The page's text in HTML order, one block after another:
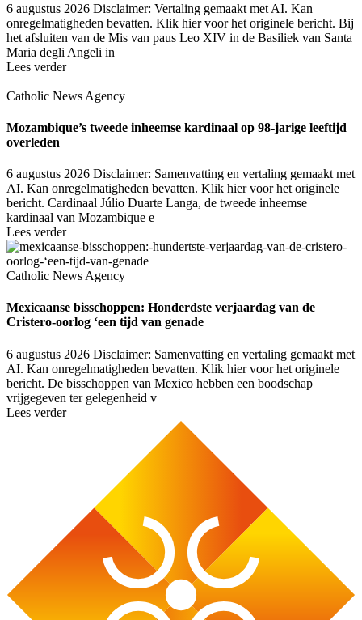
6 augustus 2026 Disclaimer: Vertaling gemaakt met AI. Kan
onregelmatigheden bevatten. Klik hier voor het originele bericht. Bij
het afsluiten van de Mis van paus Leo XIV in de Basiliek van Santa
Maria degli Angeli in
Lees verder
Catholic News Agency
Mozambique’s tweede inheemse kardinaal op 98-jarige leeftijd
overleden
6 augustus 2026 Disclaimer: Samenvatting en vertaling gemaakt met
AI. Kan onregelmatigheden bevatten. Klik hier voor het originele
bericht. Cardinaal Júlio Duarte Langa, de tweede inheemse
kardinaal van Mozambique e
Lees verder
Catholic News Agency
Mexicaanse bisschoppen: Honderdste verjaardag van de
Cristero-oorlog ‘een tijd van genade
6 augustus 2026 Disclaimer: Samenvatting en vertaling gemaakt met
AI. Kan onregelmatigheden bevatten. Klik hier voor het originele
bericht. De bisschoppen van Mexico hebben een boodschap
vrijgegeven ter gelegenheid v
Lees verder